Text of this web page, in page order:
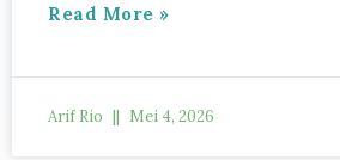
Read More »
Arif Rio Mei 4, 2026